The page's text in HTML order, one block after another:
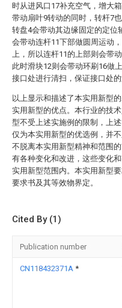
时从进风口17补充空气，增大
带动扇叶9转动的同时，转杆7
转盘4会带动其边缘固定的定位
会带动连杆11下部做圆周运动
上，所以连杆11的上部则会带
此时滑块12则会带动环刷16做
接口处进行清扫，保证接口处的
以上显示和描述了本实用新型
实用新型的优点。本行业的技
型不受上述实施例的限制，上
仅为本实用新型的优选例，并
不脱离本实用新型精神和范围
有各种变化和改进，这些变化
实用新型范围内。本实用新型
要求书及其等效物界定。
Cited By (1)
Publication number
CN118432371A *